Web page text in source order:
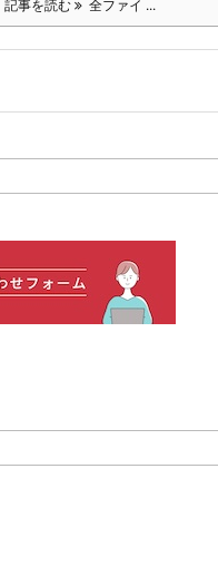
記事を読む 全ファイ ...